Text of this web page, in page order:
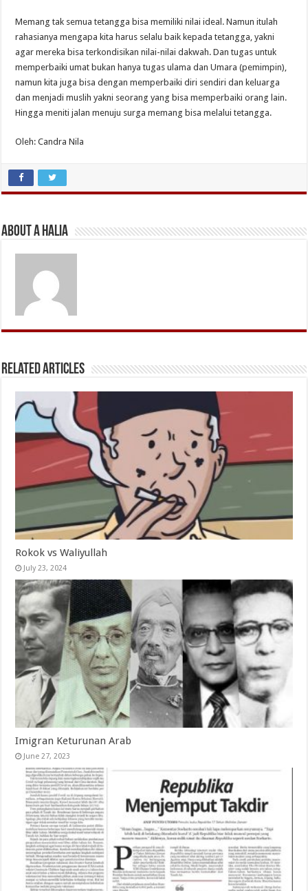
Memang tak semua tetangga bisa memiliki nilai ideal. Namun itulah
rahasianya mengapa kita harus selalu baik kepada tetangga, yakni
agar mereka bisa terkondisikan nilai-nilai dakwah. Dan tugas untuk
memperbaiki umat bukan hanya tugas ulama dan Umara (pemimpin),
namun kita juga bisa dengan memperbaiki diri sendiri dan keluarga
dan menjadi muslih yakni seorang yang bisa memperbaiki orang lain.
Hingga meniti jalan menuju surga memang bisa melalui tetangga.
Oleh: Candra Nila
About A Halia
Related Articles
Rokok vs Waliyullah
July 23, 2024
Imigran Keturunan Arab
June 27, 2023